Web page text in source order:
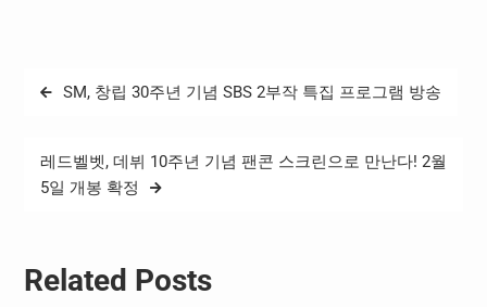
글
SM, 창립 30주년 기념 SBS 2부작 특집 프로그램 방송
레드벨벳, 데뷔 10주년 기념 팬콘 스크린으로 만난다! 2월
5일 개봉 확정
Related Posts